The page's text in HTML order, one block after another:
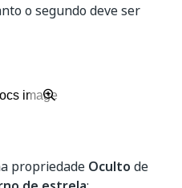
o segundo deve ser
propriedade Oculto de